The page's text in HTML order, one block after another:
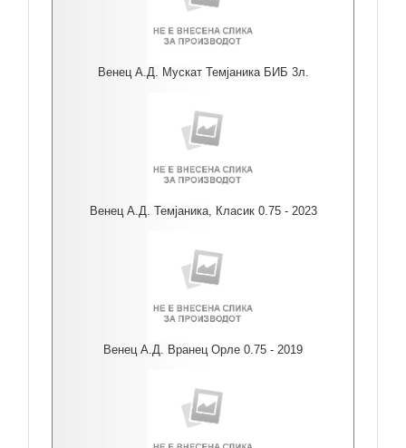
Венец А.Д. Мускат Темјаника БИБ 3л.
Венец А.Д. Темјаника, Класик 0.75 - 2023
Венец А.Д. Вранец Орле 0.75 - 2019